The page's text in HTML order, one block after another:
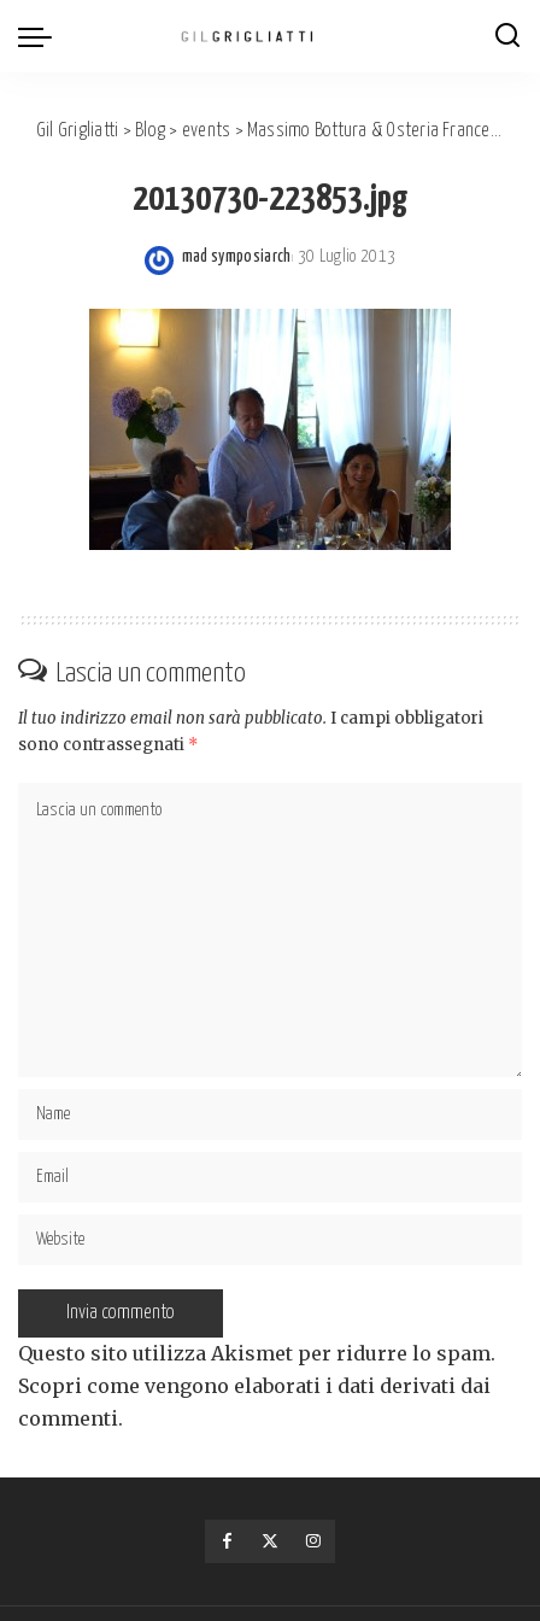
Gil Grigliatti > Blog > events > Massimo Bottura & Osteria Francescana Piemonte Summer Party in Asti
20130730-223853.jpg
Posted
mad symposiarch 30 Luglio 2013
Lascia un commento
Il tuo indirizzo email non sarà pubblicato. I campi obbligatori
sono contrassegnati *
Questo sito utilizza Akismet per ridurre lo spam.
Scopri come vengono elaborati i dati derivati dai
commenti.